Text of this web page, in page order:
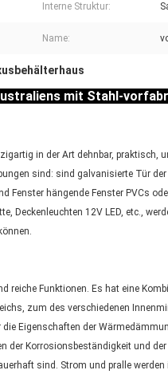
Interne Struktur:
Name:
mit Stahl-
in der Art dehnbar, praktisch,
sind: sind galvanisierte Tür
hängende Fenster PVCs
Deckenleuchten 12V LED, etc.,
reiche Funktionen. Es hat eine
zum des verschiedenen
Eigenschaften der
der Korrosionsbeständigkeit und
sind. Strom und pralle